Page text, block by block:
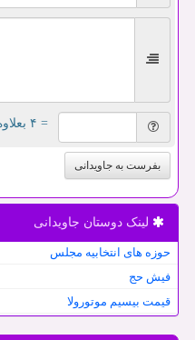
= ۴ بعلاوه ۵
بفرست به جاویدانی
لینک دوستان جاویدانی
حوزه های انتخابیه مجلس
فیش حج
قیمت بیسیم موتورولا